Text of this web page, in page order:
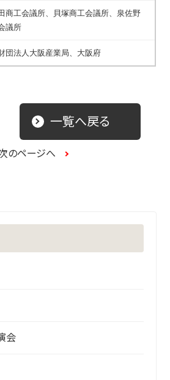
商工会議所、貝塚商工会議所、泉佐野
議所
団法人大阪産業局、大阪府
一覧へ戻る
のページへ
会